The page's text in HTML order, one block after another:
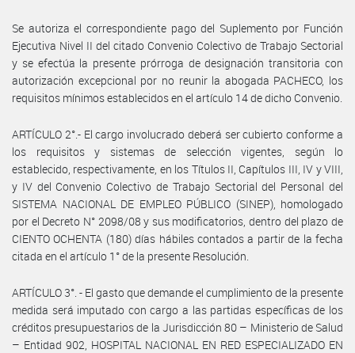
Se autoriza el correspondiente pago del Suplemento por Función
Ejecutiva Nivel II del citado Convenio Colectivo de Trabajo Sectorial
y se efectúa la presente prórroga de designación transitoria con
autorización excepcional por no reunir la abogada PACHECO, los
requisitos mínimos establecidos en el artículo 14 de dicho Convenio.
ARTÍCULO 2°.- El cargo involucrado deberá ser cubierto conforme a
los requisitos y sistemas de selección vigentes, según lo
establecido, respectivamente, en los Títulos II, Capítulos III, IV y VIII,
y IV del Convenio Colectivo de Trabajo Sectorial del Personal del
SISTEMA NACIONAL DE EMPLEO PÚBLICO (SINEP), homologado
por el Decreto N° 2098/08 y sus modificatorios, dentro del plazo de
CIENTO OCHENTA (180) días hábiles contados a partir de la fecha
citada en el artículo 1° de la presente Resolución.
ARTÍCULO 3°. - El gasto que demande el cumplimiento de la presente
medida será imputado con cargo a las partidas específicas de los
créditos presupuestarios de la Jurisdicción 80 – Ministerio de Salud
– Entidad 902, HOSPITAL NACIONAL EN RED ESPECIALIZADO EN